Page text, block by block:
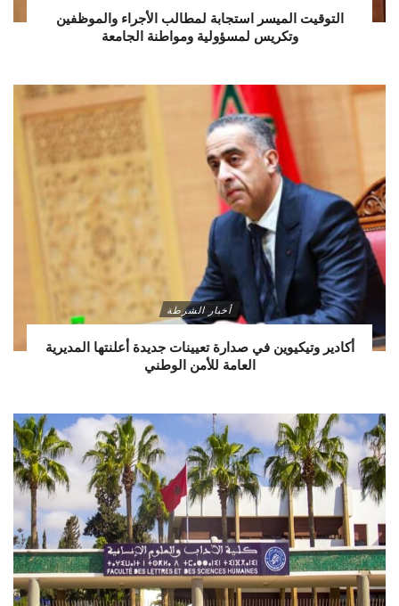
التوقيت الميسر استجابة لمطالب الأجراء والموظفين
وتكريس لمسؤولية ومواطنة الجامعة
أخبار الشرطة
أكادير وتيكيوين في صدارة تعيينات جديدة أعلنتها المديرية
العامة للأمن الوطني